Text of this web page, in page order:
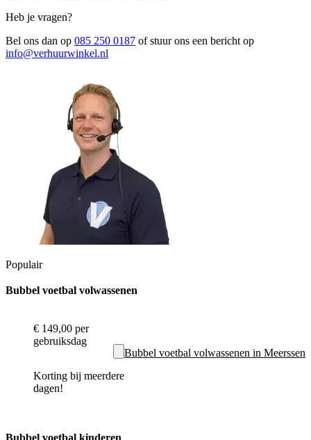
Heb je vragen?
Bel ons dan op 085 250 0187 of stuur ons een bericht op
info@verhuurwinkel.nl
Bubbel voetbal volwassenen
€ 149,00 per
gebruiksdag
Korting bij meerdere
dagen!
Bubbel voetbal volwassenen in Meerssen
Populair
Bubbel voetbal kinderen